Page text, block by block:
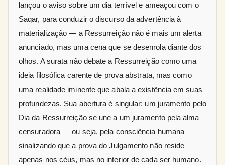
lançou o aviso sobre um dia terrível e ameaçou com o
Saqar, para conduzir o discurso da advertência à
materialização — a Ressurreição não é mais um alerta
anunciado, mas uma cena que se desenrola diante dos
olhos. A surata não debate a Ressurreição como uma
ideia filosófica carente de prova abstrata, mas como
uma realidade iminente que abala a existência em suas
profundezas. Sua abertura é singular: um juramento pelo
Dia da Ressurreição se une a um juramento pela alma
censuradora — ou seja, pela consciência humana —
sinalizando que a prova do Julgamento não reside
apenas nos céus, mas no interior de cada ser humano.